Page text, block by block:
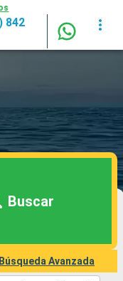
842
Buscar
Búsqueda Avanzada